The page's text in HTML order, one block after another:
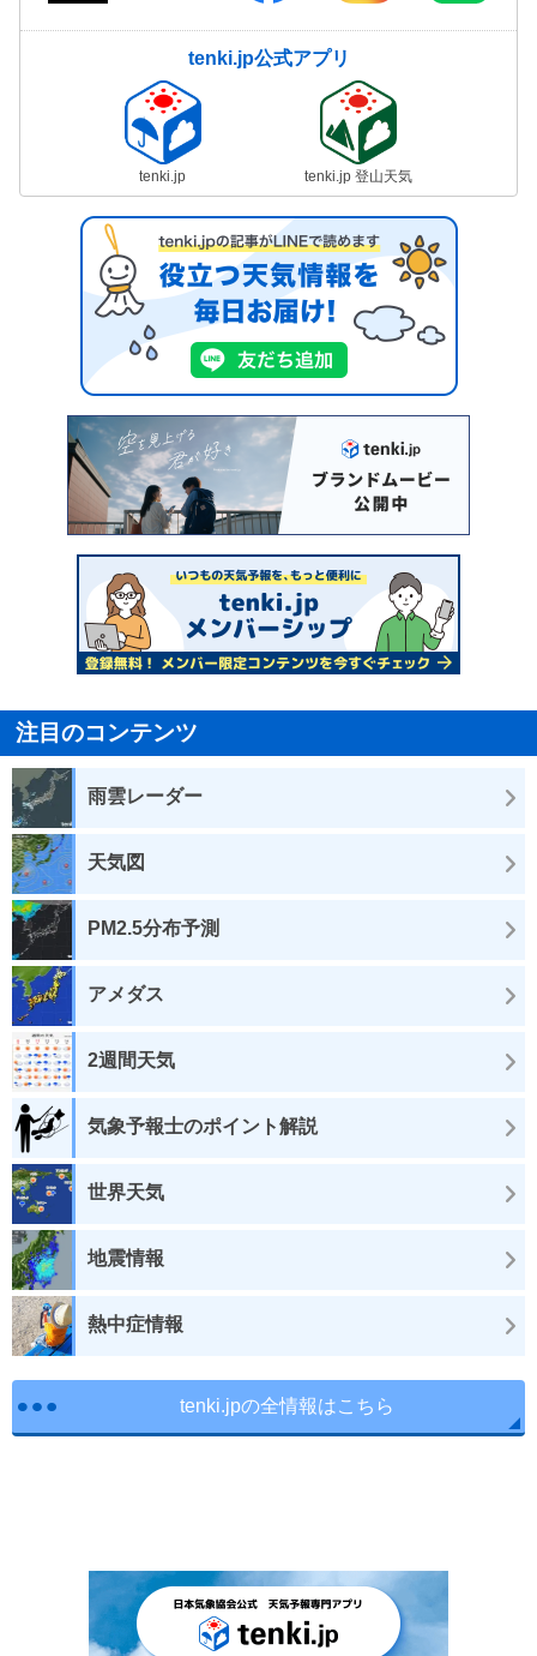
tenki.jp公式アプリ
tenki.jp tenki.jp 登山天気
注目のコンテンツ
雨雲レーダー
天気図
PM2.5分布予測
アメダス
2週間天気
気象予報士のポイント解説
世界天気
地震情報
熱中症情報
tenki.jpの全情報はこちら